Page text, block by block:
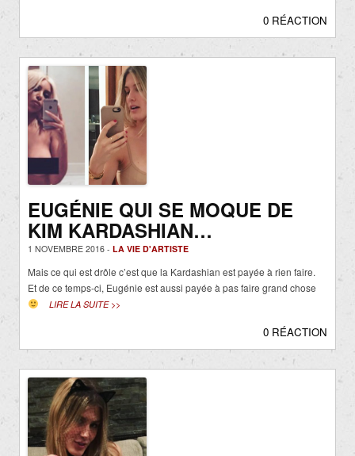
0 RÉACTION
EUGÉNIE QUI SE MOQUE DE
KIM KARDASHIAN…
1 NOVEMBRE 2016 - LA VIE D'ARTISTE
Mais ce qui est drôle c’est que la Kardashian est payée à rien faire.
Et de ce temps-ci, Eugénie est aussi payée à pas faire grand chose
LIRE LA SUITE >>
0 RÉACTION